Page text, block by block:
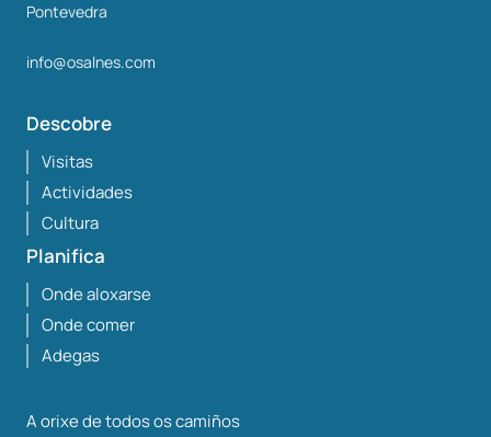
Pontevedra
info@osalnes.com
Descobre
Visitas
Actividades
Cultura
Planifica
Onde aloxarse
Onde comer
Adegas
A orixe de todos os camiños